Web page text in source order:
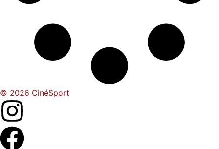
© 2026 CinéSport